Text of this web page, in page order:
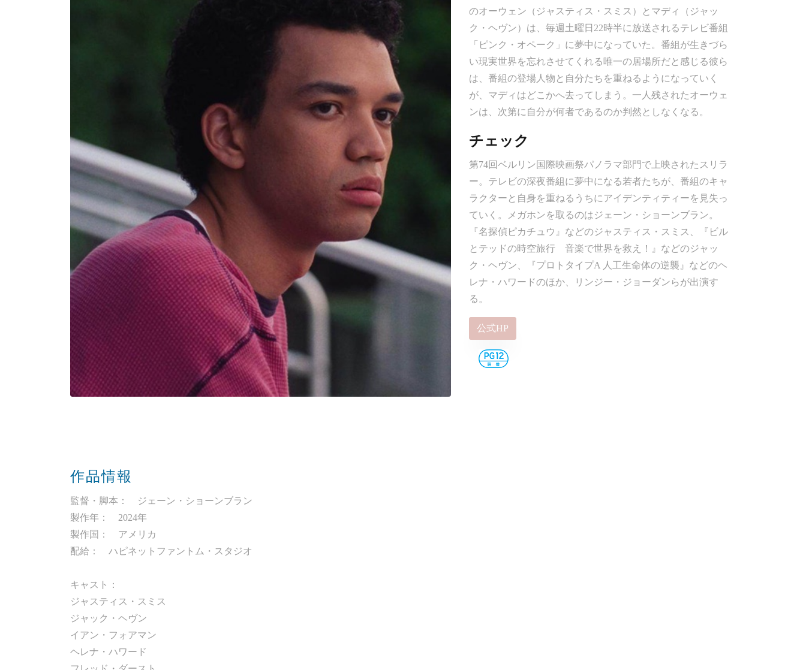
のオーウェン（ジャスティス・スミス）とマディ（ジャッ
ク・ヘヴン）は、毎週土曜日22時半に放送されるテレビ番組
「ピンク・オペーク」に夢中になっていた。番組が生きづら
い現実世界を忘れさせてくれる唯一の居場所だと感じる彼ら
は、番組の登場人物と自分たちを重ねるようになっていく
が、マディはどこかへ去ってしまう。一人残されたオーウェ
ンは、次第に自分が何者であるのか判然としなくなる。
チェック
第74回ベルリン国際映画祭パノラマ部門で上映されたスリラ
ー。テレビの深夜番組に夢中になる若者たちが、番組のキャ
ラクターと自身を重ねるうちにアイデンティティーを見失っ
ていく。メガホンを取るのはジェーン・ショーンブラン。
『名探偵ピカチュウ』などのジャスティス・スミス、『ビル
とテッドの時空旅行 音楽で世界を救え！』などのジャッ
ク・ヘヴン、『プロトタイプA 人工生命体の逆襲』などのヘ
レナ・ハワードのほか、リンジー・ジョーダンらが出演す
る。
公式HP
作品情報
監督・脚本： ジェーン・ショーンブラン
製作年： 2024年
製作国： アメリカ
配給： ハピネットファントム・スタジオ
キャスト：
ジャスティス・スミス
ジャック・ヘヴン
イアン・フォアマン
ヘレナ・ハワード